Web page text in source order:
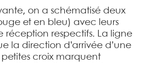
on a schématisé deux
et en bleu) avec leurs
réception respectifs. La ligne
la direction d’arrivée d’une
petites croix marquent